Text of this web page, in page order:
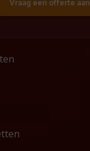
Vraag een offerte aan